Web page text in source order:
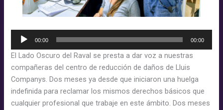
sistema
abandona
Reproductor
00:00 00:00
El Lado Oscuro del Raval se presta a dar voz a nuestras
compañeras del centro de reducción de daños de Lluis
Companys. Dos meses ya desde que iniciaron una huelga
indefinida para reclamar los mismos derechos básicos que
cualquier profesional que trabaje en este ámbito. Dos meses